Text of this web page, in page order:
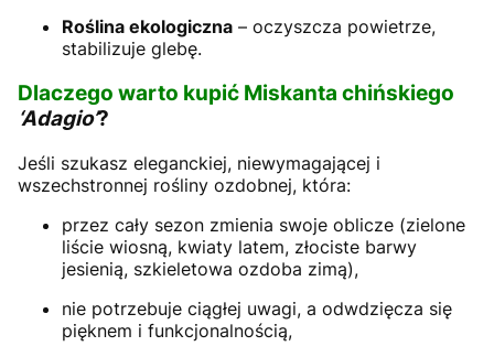
Roślina ekologiczna – oczyszcza powietrze,
stabilizuje glebę.
Dlaczego warto kupić Miskanta chińskiego
‘Adagio’?
Jeśli szukasz eleganckiej, niewymagającej i
wszechstronnej rośliny ozdobnej, która:
przez cały sezon zmienia swoje oblicze (zielone
liście wiosną, kwiaty latem, złociste barwy
jesienią, szkieletowa ozdoba zimą),
nie potrzebuje ciągłej uwagi, a odwdzięcza się
pięknem i funkcjonalnością,